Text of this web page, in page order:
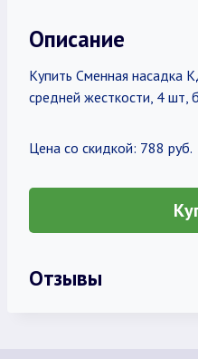
Описание
Купить Сменная насадка
средней жесткости, 4 шт,
Цена со скидкой: 788 руб.
Отзывы